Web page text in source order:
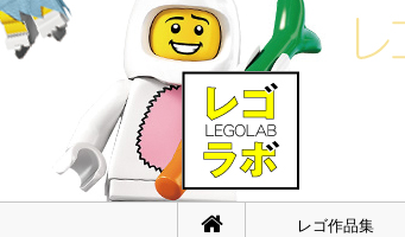
レゴ作品集